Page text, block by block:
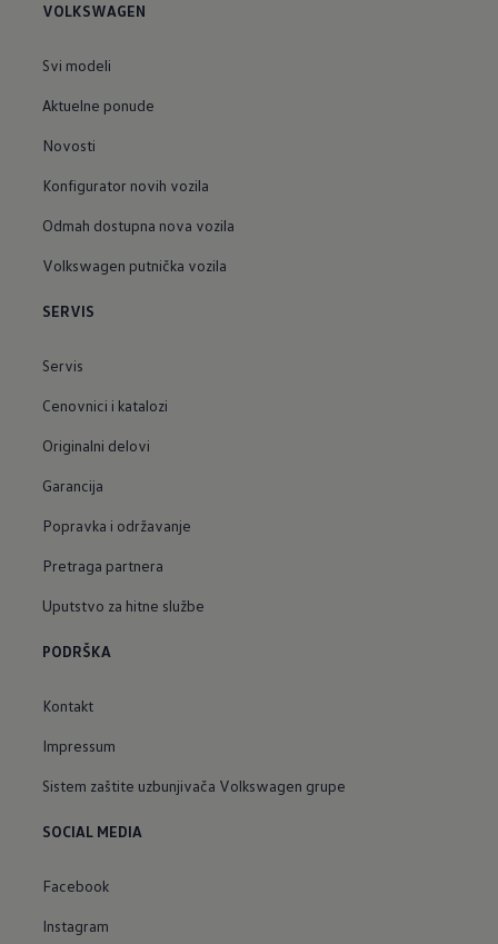
VOLKSWAGEN
Svi modeli
Aktuelne ponude
Novosti
Konfigurator novih vozila
Odmah dostupna nova vozila
Volkswagen putnička vozila
SERVIS
Servis
Cenovnici i katalozi
Originalni delovi
Garancija
Popravka i održavanje
Pretraga partnera
Uputstvo za hitne službe
PODRŠKA
Kontakt
Impressum
Sistem zaštite uzbunjivača Volkswagen grupe
SOCIAL MEDIA
Facebook
Instagram